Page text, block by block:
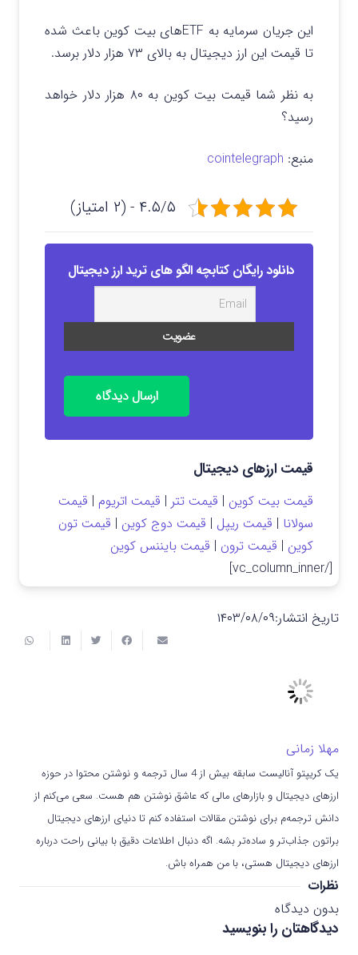
این جریان سرمایه به ETFهای بیت کوین باعث شده
تا قیمت این ارز دیجیتال به بالای ۷۳ هزار دلار برسد.
به نظر شما قیمت بیت کوین به ۸۰ هزار دلار خواهد
رسید؟
منبع: cointelegraph
۴.۵/۵ - (۲ امتیاز)
دانلود رایگان کتابچه الگو های ترید ارز دیجیتال
ارسال دیدگاه
قیمت ارزهای دیجیتال
قیمت بیت کوین | قیمت تتر | قیمت اتریوم | قیمت
سولانا | قیمت ریپل | قیمت دوج کوین | قیمت تون
کوین | قیمت ترون | قیمت بایننس کوین
[/vc_column_inner]
تاریخ انتشار:۱۴۰۳/۰۸/۰۹
مهلا زمانی
یک کریپتو آنالیست سابقه بیش از 4 سال ترجمه و نوشتن محتوا در حوزه
ارزهای دیجیتال و بازارهای مالی که عاشق نوشتن هم هست. سعی می‌کنم از
دانش ترجمه‌م برای نوشتن مقالات استفاده کنم تا دنیای ارزهای دیجیتال
براتون جذاب‌تر و ساده‌تر بشه. اگه دنبال اطلاعات دقیق با بیانی راحت درباره
ارزهای دیجیتال هستی، با من همراه باش.
نظرات
بدون دیدگاه
دیدگاهتان را بنویسید